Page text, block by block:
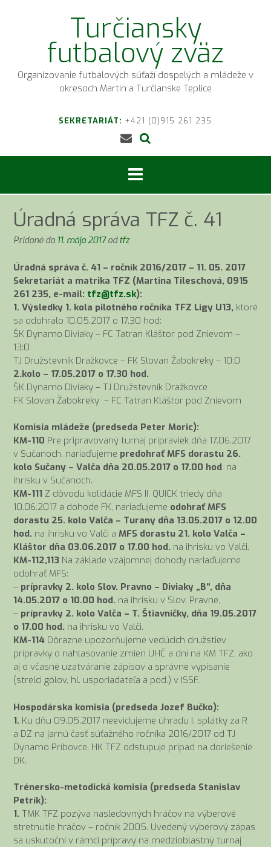
Turčiansky
futbalový zväz
Organizovanie futbalových súťaží dospelých a mládeže v
okresoch Martin a Turčianske Teplice
SEKRETARIÁT: +421 (0)915 261 235
Úradná správa TFZ č. 41
Pridané do 11. mája 2017odtfz
Úradná správa č. 41 – ročník 2016/2017 – 11. 05. 2017
Sekretariát a matrika TFZ (Martina Tileschová, 0915
261 235, e-mail: tfz@tfz.sk):
1. Výsledky 1. kola pilotného ročníka TFZ Ligy U13, ktoré
sa odohralo 10.05.2017 o 17.30 hod:
ŠK Dynamo Diviaky – FC Tatran Kláštor pod Znievom –
13:0
TJ Družstevník Dražkovce – FK Slovan Žabokreky – 10:0
2.kolo – 17.05.2017 o 17.30 hod.
ŠK Dynamo Diviaky – TJ Družstevník Dražkovce
FK Slovan Žabokreky – FC Tatran Kláštor pod Znievom
Komisia mládeže (predseda Peter Moric):
KM-110 Pre pripravovaný turnaj prípraviek dňa 17.06.2017
v Sučanoch, nariaďujeme predohrať MFS dorastu 26.
kolo Sučany – Valča dňa 20.05.2017 o 17.00 hod. na
ihrisku v Sučanoch.
KM-111 Z dôvodu kolidácie MFS II. QUICK triedy dňa
10.06.2017 a dohode FK, nariaďujeme odohrať MFS
dorastu 25. kolo Valča – Turany dňa 13.05.2017 o 12.00
hod. na ihrisku vo Valči a MFS dorastu 21. kolo Valča –
Kláštor dňa 03.06.2017 o 17.00 hod. na ihrisku vo Valči.
KM-112,113 Na základe vzájomnej dohody nariaďujeme
odohrať MFS:
– prípravky 2. kolo Slov. Pravno – Diviaky „B“, dňa
14.05.2017 o 10.00 hod. na ihrisku v Slov. Pravne,
– prípravky 2. kolo Valča – T. Štiavničky, dňa 19.05.2017
o 17.00 hod. na ihrisku vo Valči.
KM-114 Dôrazne upozorňujeme vedúcich družstiev
prípravky o nahlasovanie zmien UHČ a dní na KM TFZ, ako
aj o včasné uzatváranie zápisov a správne vypísanie
(strelci gólov, hl. usporiadateľa a pod.) v ISSF.
Hospodárska komisia (predseda Jozef Bučko):
1. Ku dňu 09.05.2017 neevidujeme úhradu I. splátky za R
a DZ na jarnú časť súťažného ročníka 2016/2017 od TJ
Dynamo Príbovce. HK TFZ odstupuje prípad na doriešenie
DK.
Trénersko-metodická komisia (predseda Stanislav
Petrík):
1. TMK TFZ pozýva nasledovných hráčov na výberové
stretnutie hráčov – ročník 2005. Uvedený výberový zápas
sa uskutoční v rámci prípravy na medzioblastný turnaj